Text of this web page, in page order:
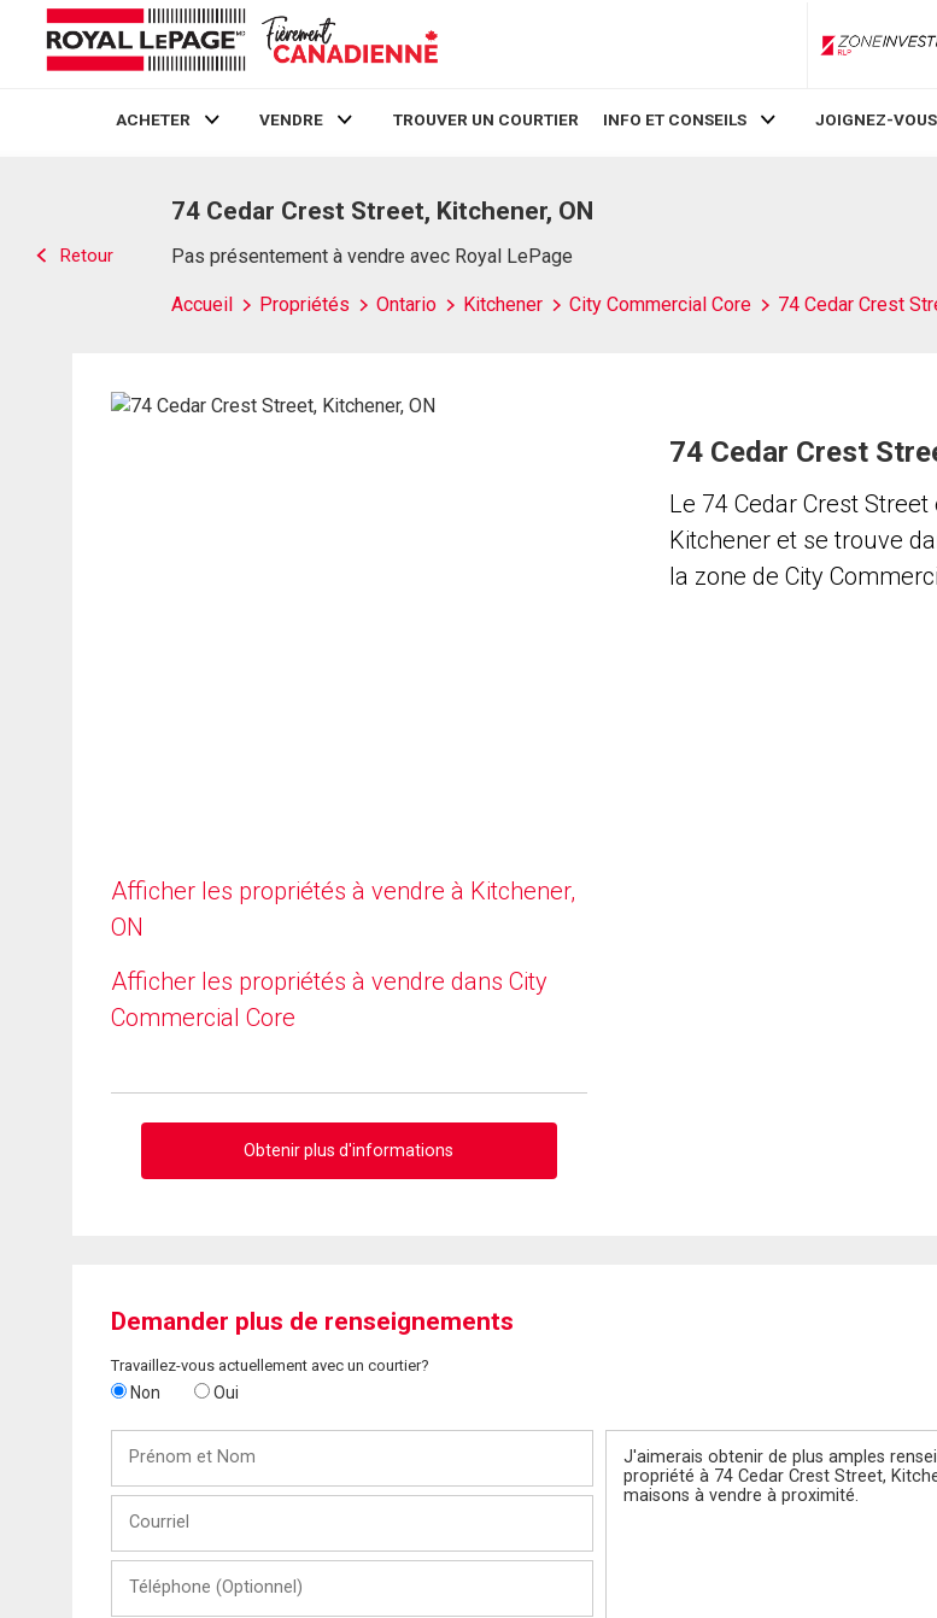
ACHETER VENDRE TROUVER UN COURTIER INFO ET CONSEILS JOIGNEZ-
Retour
74 Cedar Crest Street, Kitchener, ON
Pas présentement à vendre avec Royal LePage
Accueil Propriétés Ontario Kitchener City Commercial Core 74 Cedar Crest
Afficher les propriétés à vendre à Kitchener,
ON
Afficher les propriétés à vendre dans City
Commercial Core
Obtenir plus d'informations
74 Cedar Crest
Le 74 Cedar Crest Street
Kitchener et se trouve
la zone de City
Demander plus de renseignements
Travaillez-vous actuellement avec un courtier?
Non Oui
Nom
(Optionnel)